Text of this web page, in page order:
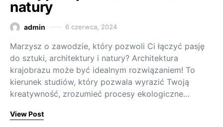
natury
admin 6 czerwca, 2024
Marzysz o zawodzie, który pozwoli Ci łączyć pasję
do sztuki, architektury i natury? Architektura
krajobrazu może być idealnym rozwiązaniem! To
kierunek studiów, który pozwala wyrazić Twoją
kreatywność, zrozumieć procesy ekologiczne…
View Post